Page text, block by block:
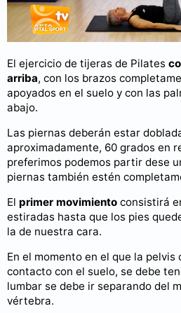
El ejercicio de tijeras de Pilates
arriba, con los brazos
apoyados en el suelo y con las
abajo.
Las piernas deberán estar
aproximadamente, 60 grados en
preferimos podemos partir dese
piernas también estén
El primer movimiento consistirá
estiradas hasta que los pies
la de nuestra cara.
En el momento en el que la pelvis
contacto con el suelo, se debe
lumbar se debe ir separando del
vértebra.